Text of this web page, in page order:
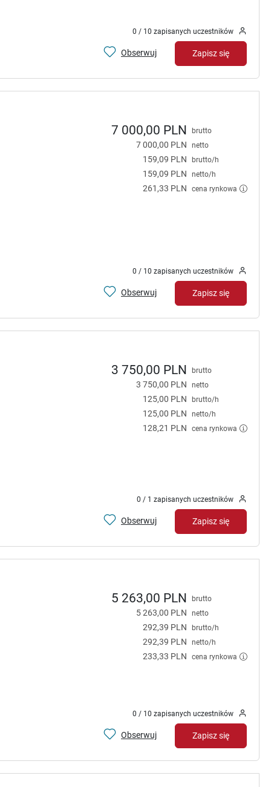
0 / 10 zapisanych uczestników
Obserwuj Zapisz się
7 000,00 PLN brutto
7 000,00 PLN netto
159,09 PLN brutto/h
159,09 PLN netto/h
261,33 PLN cena rynkowa
0 / 10 zapisanych uczestników
Obserwuj Zapisz się
3 750,00 PLN brutto
3 750,00 PLN netto
125,00 PLN brutto/h
125,00 PLN netto/h
128,21 PLN cena rynkowa
0 / 1 zapisanych uczestników
Obserwuj Zapisz się
5 263,00 PLN brutto
5 263,00 PLN netto
292,39 PLN brutto/h
292,39 PLN netto/h
233,33 PLN cena rynkowa
0 / 10 zapisanych uczestników
Obserwuj Zapisz się